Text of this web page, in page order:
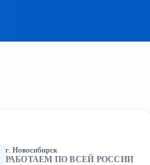
г. Новосибирск
РАБОТАЕМ ПО ВСЕЙ РОССИИ